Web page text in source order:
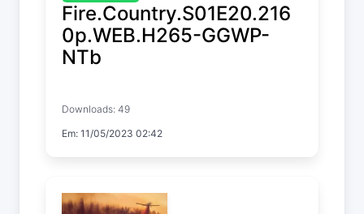
Fire.Country.S01E20.216
0p.WEB.H265-GGWP-
NTb
Temp. 1 EP. 20
Downloads: 49
Em: 11/05/2023 02:42